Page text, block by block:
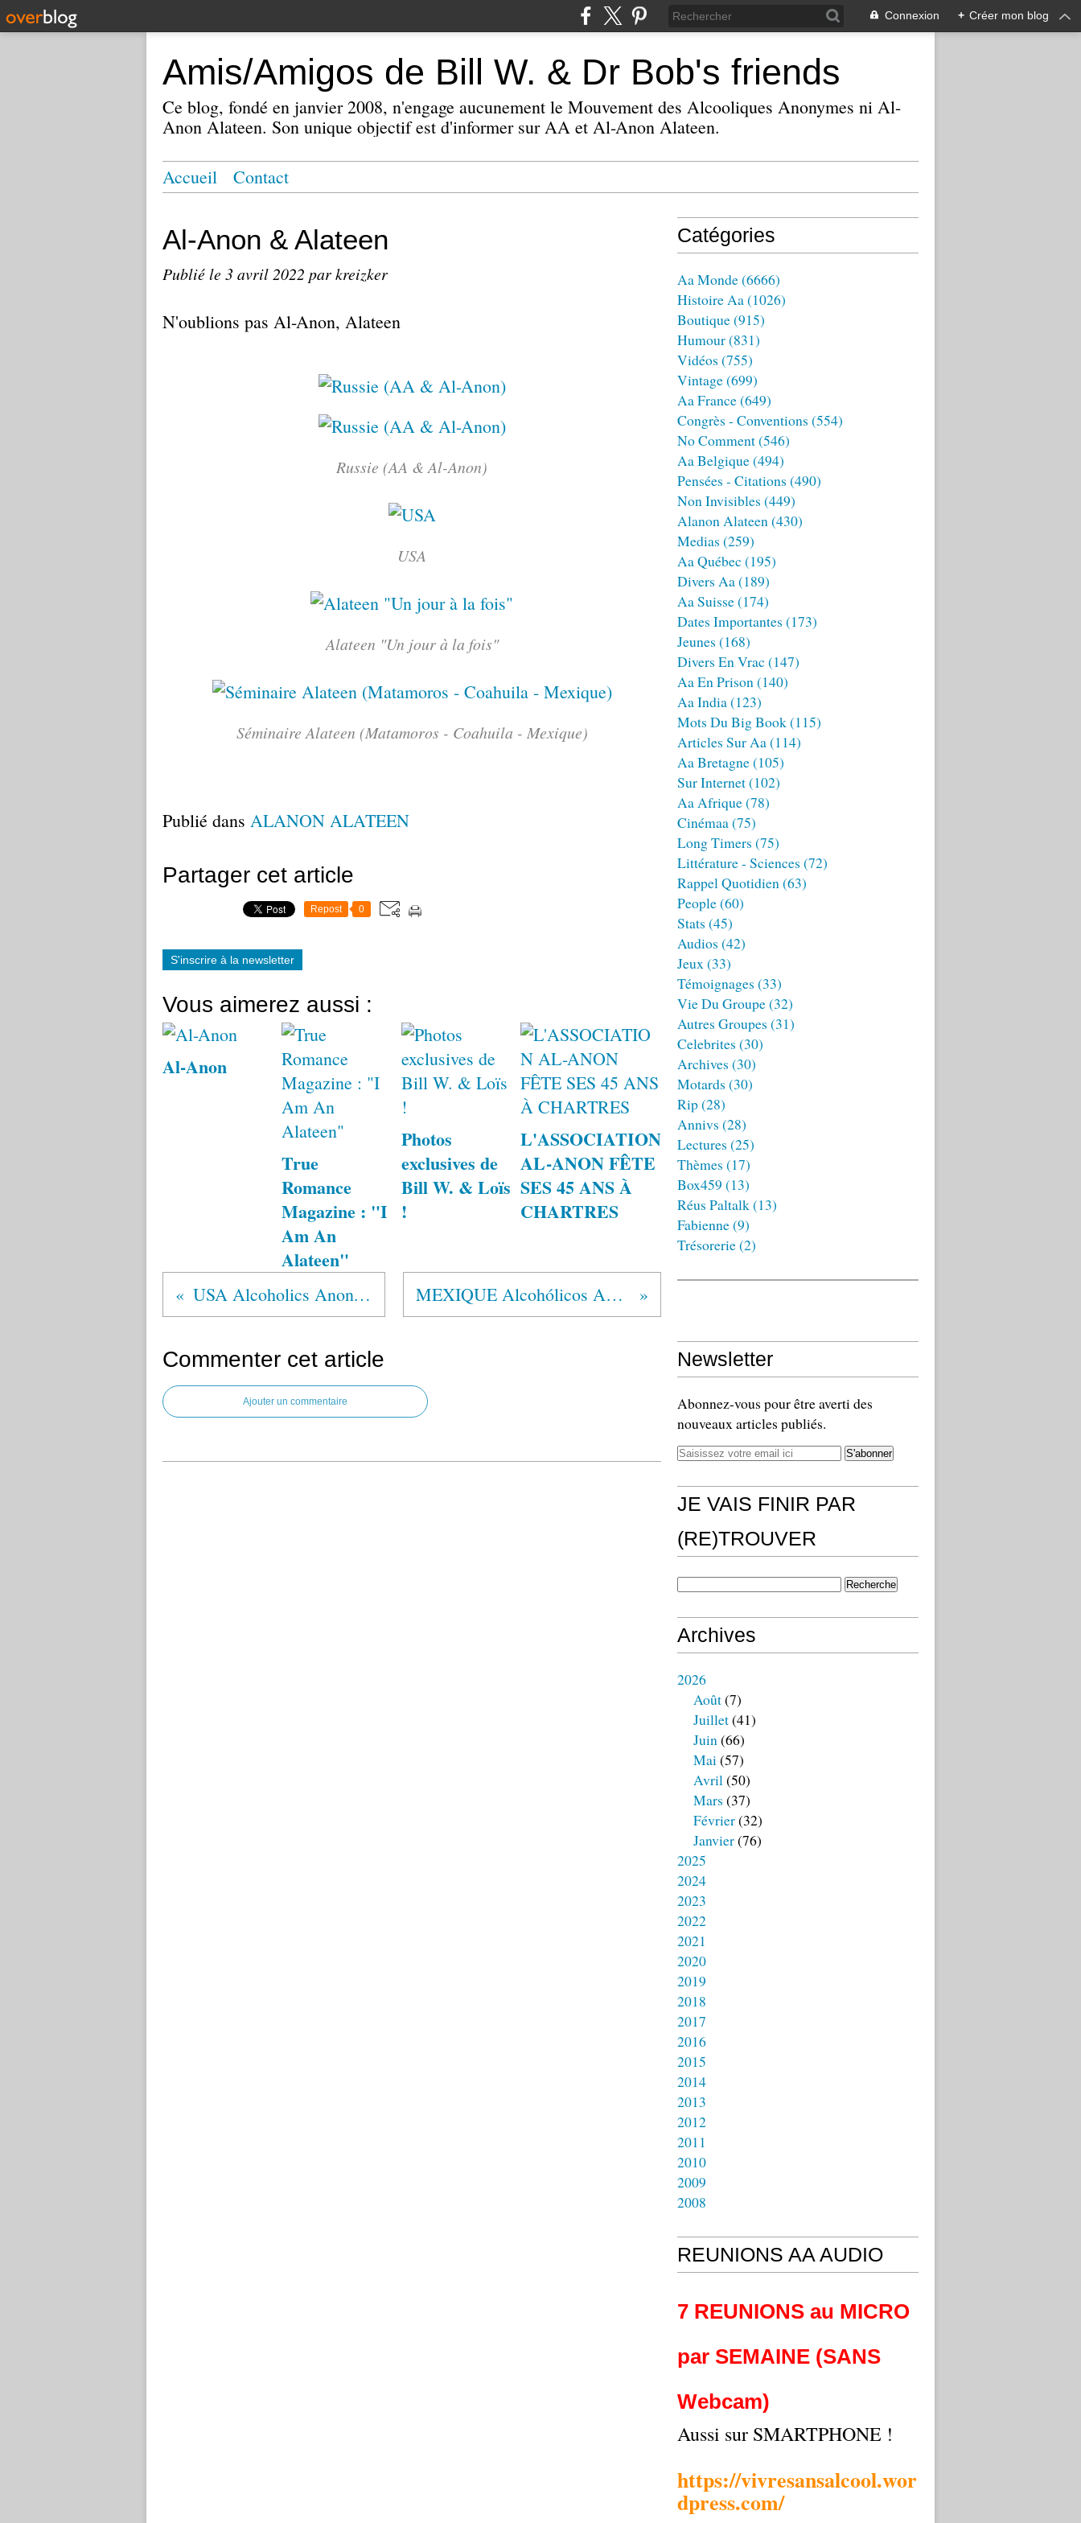
Connexion + Créer mon blog
Amis/Amigos de Bill W. & Dr Bob's friends
Ce blog, fondé en janvier 2008, n'engage aucunement le Mouvement des Alcooliques Anonymes ni Al-
Anon Alateen. Son unique objectif est d'informer sur AA et Al-Anon Alateen.
Accueil Contact
Al-Anon & Alateen
Publié le 3 avril 2022 par kreizker
N'oublions pas Al-Anon, Alateen
Russie (AA & Al-Anon)
USA
Alateen "Un jour à la fois"
Séminaire Alateen (Matamoros - Coahuila - Mexique)
Publié dans ALANON ALATEEN
Partager cet article
Repost 0
S'inscrire à la newsletter
Vous aimerez aussi :
Al-Anon
True
Romance
Magazine : "I
Am An
Alateen"
Photos
exclusives de
Bill W. & Loïs
!
L'ASSOCIATION
AL-ANON FÊTE
SES 45 ANS À
CHARTRES
USA Alcoholics Anonymous® MEXIQUE Alcohólicos Anónimos®
Commenter cet article
Ajouter un commentaire
Catégories
Aa Monde(6666)
Histoire Aa(1026)
Boutique(915)
Humour(831)
Vidéos (755)
Vintage(699)
Aa France(649)
Congrès - Conventions (554)
No Comment(546)
Aa Belgique(494)
Pensées - Citations (490)
Non Invisibles (449)
Alanon Alateen(430)
Medias (259)
Aa Québec (195)
Divers Aa(189)
Aa Suisse(174)
Dates Importantes (173)
Jeunes (168)
Divers En Vrac (147)
Aa En Prison(140)
Aa India(123)
Mots Du Big Book(115)
Articles Sur Aa(114)
Aa Bretagne(105)
Sur Internet(102)
Aa Afrique(78)
Cinémaa(75)
Long Timers (75)
Littérature - Sciences (72)
Rappel Quotidien(63)
People(60)
Stats (45)
Audios (42)
Jeux(33)
Témoignages (33)
Vie Du Groupe(32)
Autres Groupes (31)
Celebrites (30)
Archives (30)
Motards (30)
Rip(28)
Annivs (28)
Lectures (25)
Thèmes (17)
Box459 (13)
Réus Paltalk(13)
Fabienne(9)
Trésorerie(2)
Newsletter
Abonnez-vous pour être averti des
nouveaux articles publiés.
JE VAIS FINIR PAR
(RE)TROUVER
Archives
2026
Août(7)
Juillet(41)
Juin(66)
Mai(57)
Avril(50)
Mars (37)
Février(32)
Janvier(76)
2025
2024
2023
2022
2021
2020
2019
2018
2017
2016
2015
2014
2013
2012
2011
2010
2009
2008
REUNIONS AA AUDIO
7 REUNIONS au MICRO
par SEMAINE (SANS
Webcam)
Aussi sur SMARTPHONE !
https://vivresansalcool.wor
dpress.com/